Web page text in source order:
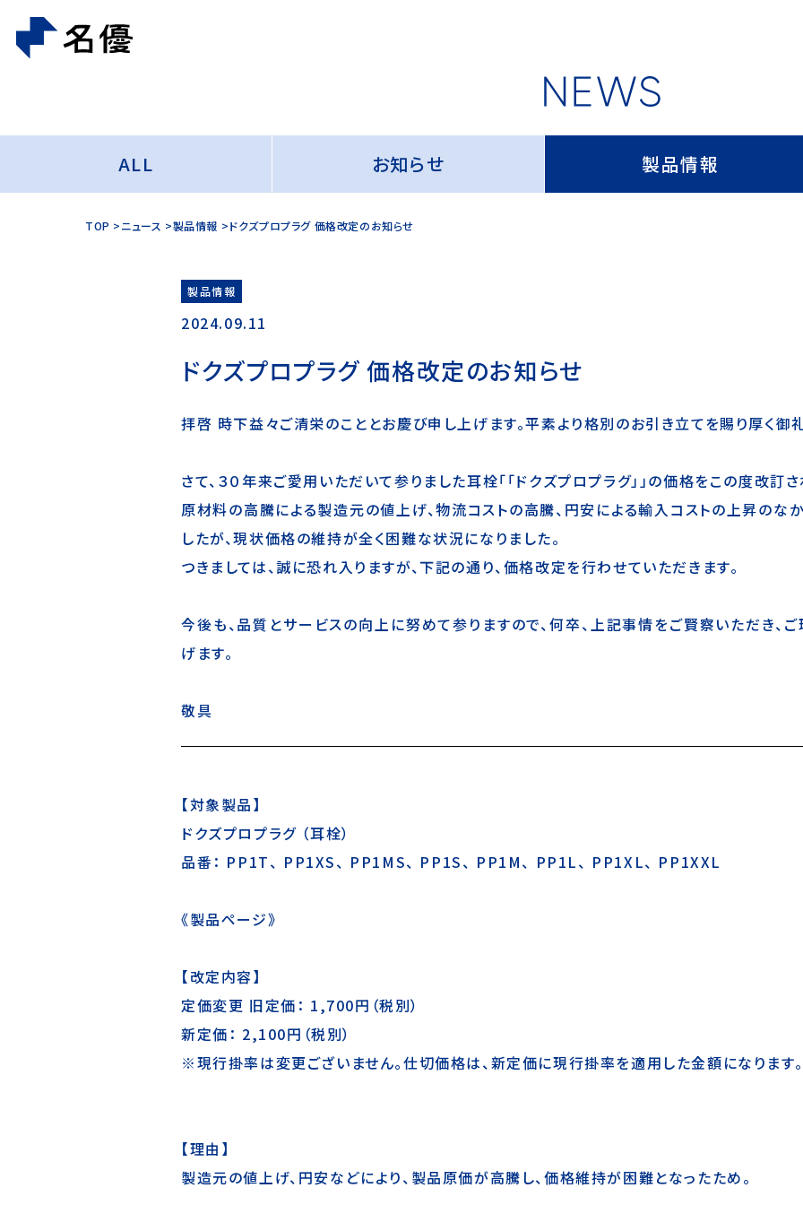
ALL お知らせ 製品情報
TOP ニュース 製品情報 ドクズプロプラグ 価格改定のお知らせ
製品情報
2024.09.11
ドクズプロプラグ 価格改定のお知らせ
拝啓 時下益々ご清栄のこととお慶び申し上げます。平素より格別のお引き立てを賜り厚く御
さて、３０年来ご愛用いただいて参りました耳栓「「ドクズプロプラグ」」の価格をこの度改訂
原材料の高騰による製造元の値上げ、物流コストの高騰、円安による輸入コストの上昇のな
したが、現状価格の維持が全く困難な状況になりました。
つきましては、誠に恐れ入りますが、下記の通り、価格改定を行わせていただきます。
今後も、品質とサービスの向上に努めて参りますので、何卒、上記事情をご賢察いただき、
げます。
敬具
【対象製品】
ドクズプロプラグ （耳栓）
品番： PP1T、 PP1XS、 PP1MS、 PP1S、 PP1M、 PP1L、 PP1XL、 PP1XXL
《製品ページ》
【改定内容】
定価変更 旧定価： 1,700円（税別）
新定価： 2,100円（税別）
※現行掛率は変更ございません。仕切価格は、新定価に現行掛率を適用した金額になります。
【理由】
製造元の値上げ、円安などにより、製品原価が高騰し、価格維持が困難となったため。